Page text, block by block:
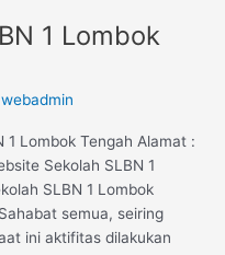
1 Lombok
webadmin
1 Lombok Tengah Alamat :
Sekolah SLBN 1
SLBN 1 Lombok
semua, seiring
ini aktifitas dilakukan